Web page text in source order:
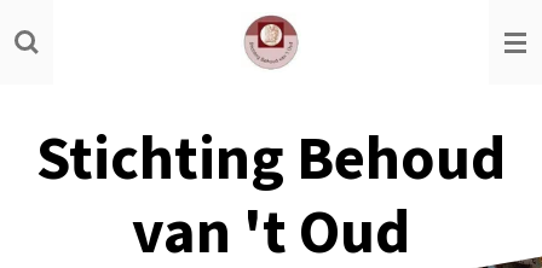
Ga
direct
hoofdinhoud
Stichting Behoud
van 't Oud